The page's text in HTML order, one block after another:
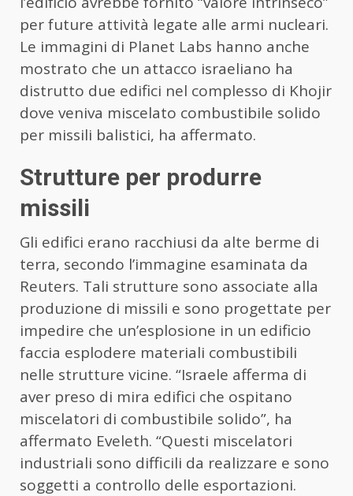
per future attività legate alle armi nucleari.
Le immagini di Planet Labs hanno anche
mostrato che un attacco israeliano ha
distrutto due edifici nel complesso di Khojir
dove veniva miscelato combustibile solido
per missili balistici, ha affermato.
Strutture per produrre
missili
Gli edifici erano racchiusi da alte berme di
terra, secondo l’immagine esaminata da
Reuters. Tali strutture sono associate alla
produzione di missili e sono progettate per
impedire che un’esplosione in un edificio
faccia esplodere materiali combustibili
nelle strutture vicine. “Israele afferma di
aver preso di mira edifici che ospitano
miscelatori di combustibile solido”, ha
affermato Eveleth. “Questi miscelatori
industriali sono difficili da realizzare e sono
soggetti a controllo delle esportazioni.